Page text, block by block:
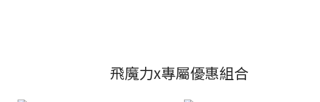
飛魔力x專屬優惠組合